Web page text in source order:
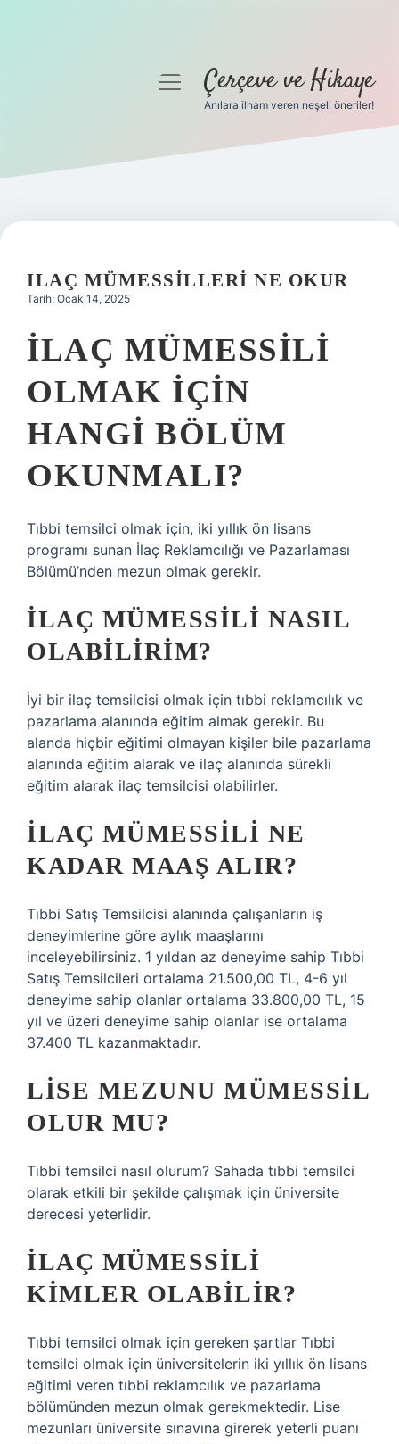
Gizlilik Politikası
Yasal Uyarı
menüyüÇerçeve ve Hikaye
Anılara ilham veren neşeli öneriler!
ILAÇ MÜMESSILLERI NE OKUR
Tarih: Ocak 14, 2025
İLAÇ MÜMESSILI
OLMAK IÇIN
HANGI BÖLÜM
OKUNMALI?
Tıbbi temsilci olmak için, iki yıllık ön lisans
programı sunan İlaç Reklamcılığı ve Pazarlaması
Bölümü’nden mezun olmak gerekir.
İLAÇ MÜMESSILI NASIL
OLABILIRIM?
İyi bir ilaç temsilcisi olmak için tıbbi reklamcılık ve
pazarlama alanında eğitim almak gerekir. Bu
alanda hiçbir eğitimi olmayan kişiler bile pazarlama
alanında eğitim alarak ve ilaç alanında sürekli
eğitim alarak ilaç temsilcisi olabilirler.
İLAÇ MÜMESSILI NE
KADAR MAAŞ ALIR?
Tıbbi Satış Temsilcisi alanında çalışanların iş
deneyimlerine göre aylık maaşlarını
inceleyebilirsiniz. 1 yıldan az deneyime sahip Tıbbi
Satış Temsilcileri ortalama 21.500,00 TL, 4-6 yıl
deneyime sahip olanlar ortalama 33.800,00 TL, 15
yıl ve üzeri deneyime sahip olanlar ise ortalama
37.400 TL kazanmaktadır.
LISE MEZUNU MÜMESSIL
OLUR MU?
Tıbbi temsilci nasıl olurum? Sahada tıbbi temsilci
olarak etkili bir şekilde çalışmak için üniversite
derecesi yeterlidir.
İLAÇ MÜMESSILI
KIMLER OLABILIR?
Tıbbi temsilci olmak için gereken şartlar Tıbbi
temsilci olmak için üniversitelerin iki yıllık ön lisans
eğitimi veren tıbbi reklamcılık ve pazarlama
bölümünden mezun olmak gerekmektedir. Lise
mezunları üniversite sınavına girerek yeterli puanı